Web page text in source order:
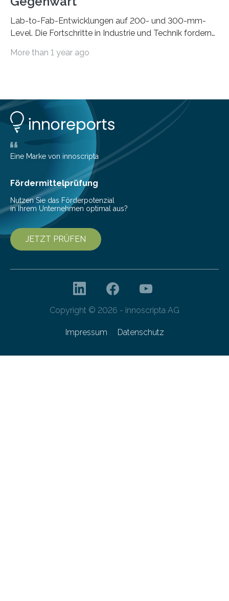
Lab-to-Fab-Entwicklungen auf 200- und 300-mm-
Level. Die Fortschritte in Industrie und Technik fordern
Mikrochips, sowohl aus technischer, wirtschaftlicher, als
dabei als starker Partner der Industrie etabliert. Das
Serviceangebot umfasst alle Schritte »from lab to fab«
– von der Beratung über die Prozessentwicklung bis hin
zur Pilotfertigung. 300-mm-Prozessanlagen am CNT.
(c) Sebastian Lassak / Fraunhofer IPMS…
More than 1 year ago
Eine Marke von innoscripta
Fördermittelprüfung
Nutzen Sie das Förderpotenzial
in Ihrem Unternehmen optimal aus?
JETZT PRÜFEN
Copyright © 2026 - innoscripta AG
Impressum Datenschutz